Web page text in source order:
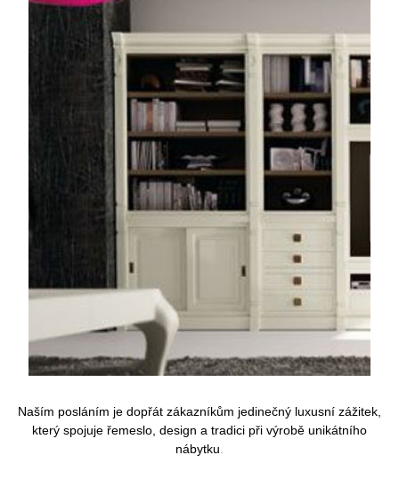
Naším posláním je dopřát zákazníkům jedinečný luxusní zážitek,
který spojuje řemeslo, design a tradici při výrobě unikátního
nábytku.